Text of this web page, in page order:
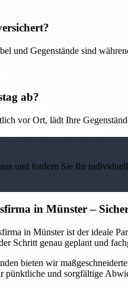
und Gegenstände sind
ab?
vor Ort, lädt Ihre
und fordern Sie Ihr
in Münster –
in Münster ist der ideale
Schritt genau geplant und
bieten wir
pünktliche und sorgfältige